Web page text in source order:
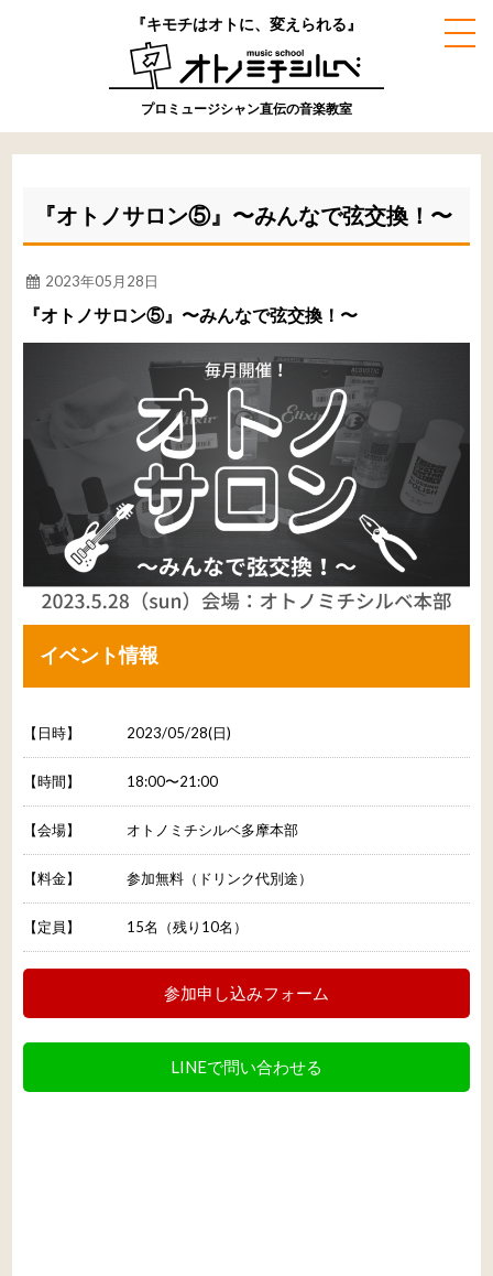
『キモチはオトに、変えられる』
プロミュージシャン直伝の音楽教室
『オトノサロン⑤』〜みんなで弦交換！〜
2023年05月28日
『オトノサロン⑤』〜みんなで弦交換！〜
イベント情報
【日時】 2023/05/28(日)
【時間】 18:00〜21:00
【会場】 オトノミチシルベ多摩本部
【料金】 参加無料（ドリンク代別途）
【定員】 15名（残り10名）
参加申し込みフォーム
LINEで問い合わせる